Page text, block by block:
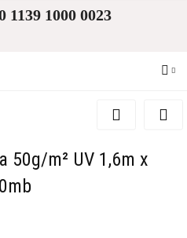
1139 1000 0023
Zaloguj się
Dodaj zgłoszenie
50g/m² UV 1,6m x